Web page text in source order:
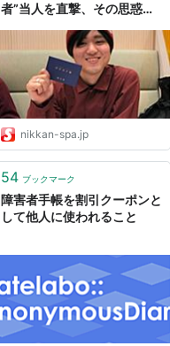
者”当人を直撃、その思惑は |
nikkan-spa.jp
54 ブックマーク
障害者手帳を割引クーポンと
して他人に使われること